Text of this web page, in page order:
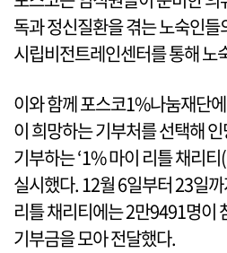
독과 정신질환을 겪는 노숙인
시립비전트레인센터를 통해 노
이와 함께 포스코1%나눔재단
이 희망하는 기부처를 선택해
기부하는 ‘1% 마이 리틀 채리
실시했다. 12월 6일부터 23일
리틀 채리티에는 2만9491명이
기부금을 모아 전달했다.